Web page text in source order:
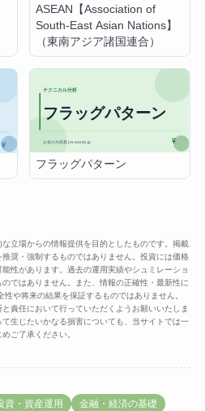
ASEAN【Association of
South‐East Asian Nations】
（東南アジア諸国連合）
フラッグパターン
立場からの情報提供を目的としたものです。掲載
奨・強制するものではありません。投資には価格
性があります。過去の運用実績やシュミレーショ
ではありません。また、情報の正確性・最新性に
や将来の結果を保証するものではありません。
責任において行っていただくようお願いいたしま
生じたいかなる損害についても、当サイトでは一
ご了承ください。
資・資産運用
金融・経済の基礎